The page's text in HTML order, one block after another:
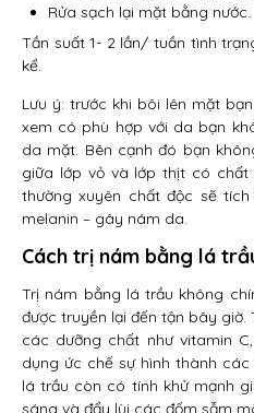
Rửa sạch lại mặt bằng nước.
Tần suất 1- 2 lần/ tuần tình
kể.
Lưu ý: trước khi bôi lên mặt
xem có phù hợp với da bạn
da mặt. Bên cạnh đó bạn
giữa lớp vỏ và lớp thịt có
thường xuyên chất độc sẽ
melanin – gây nám da.
Cách trị nám bằng lá
Trị nám bằng lá trầu không
được truyền lại đến tận bây
các dưỡng chất như vitamin
dụng ức chế sự hình thành
lá trầu còn có tính khử mạnh
sáng và đẩy lùi các đốm sẫm